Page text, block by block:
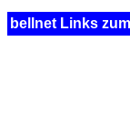
bellnet Links